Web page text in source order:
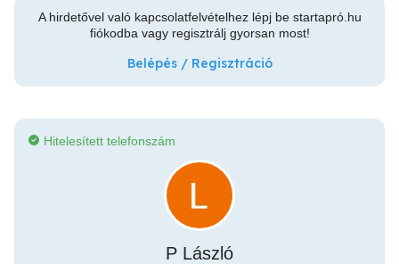
A hirdetővel való kapcsolatfelvételhez lépj be startapró.hu
fiókodba vagy regisztrálj gyorsan most!
Belépés / Regisztráció
Hitelesített telefonszám
P László